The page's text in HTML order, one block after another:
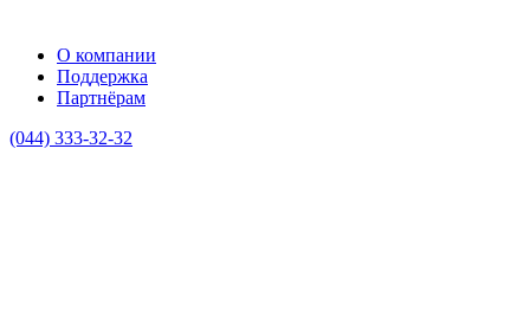
О компании
Поддержка
Партнёрам
(044) 333-32-32